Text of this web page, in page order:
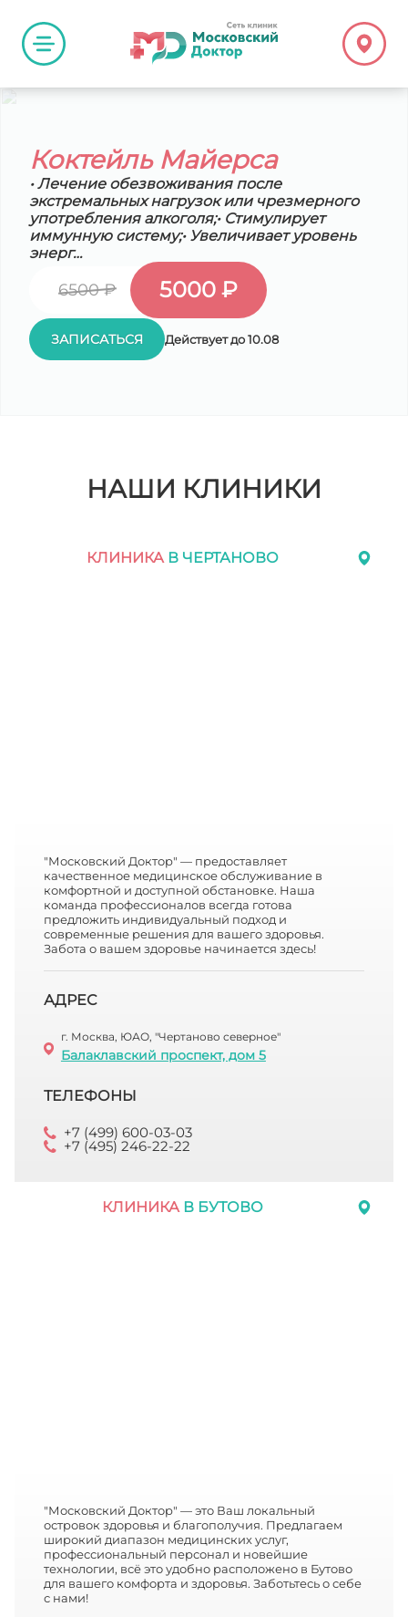
Коктейль Майерса
• Лечение обезвоживания после
экстремальных нагрузок или чрезмерного
употребления алкоголя;• Стимулирует
иммунную систему;• Увеличивает уровень
энерг…
6500 ₽ 5000 ₽
ЗАПИСАТЬСЯ Действует до 10.08
НАШИ КЛИНИКИ
КЛИНИКА В ЧЕРТАНОВО
"Московский Доктор" — предоставляет
качественное медицинское обслуживание в
комфортной и доступной обстановке. Наша
команда профессионалов всегда готова
предложить индивидуальный подход и
современные решения для вашего здоровья.
Забота о вашем здоровье начинается здесь!
АДРЕС
г. Москва, ЮАО, "Чертаново северное"
Балаклавский проспект, дом 5
ТЕЛЕФОНЫ
+7 (499) 600-03-03
+7 (495) 246-22-22
КЛИНИКА В БУТОВО
"Московский Доктор" — это Ваш локальный
островок здоровья и благополучия. Предлагаем
широкий диапазон медицинских услуг,
профессиональный персонал и новейшие
технологии, всё это удобно расположено в Бутово
для вашего комфорта и здоровья. Заботьтесь о себе
с нами!